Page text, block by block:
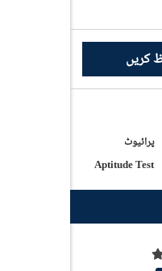
کریں
پرائیوٹ
Aptitude Test